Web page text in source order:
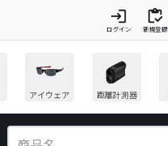
login
ログイン
inventory
新規登録
アイウェア 距離計測器